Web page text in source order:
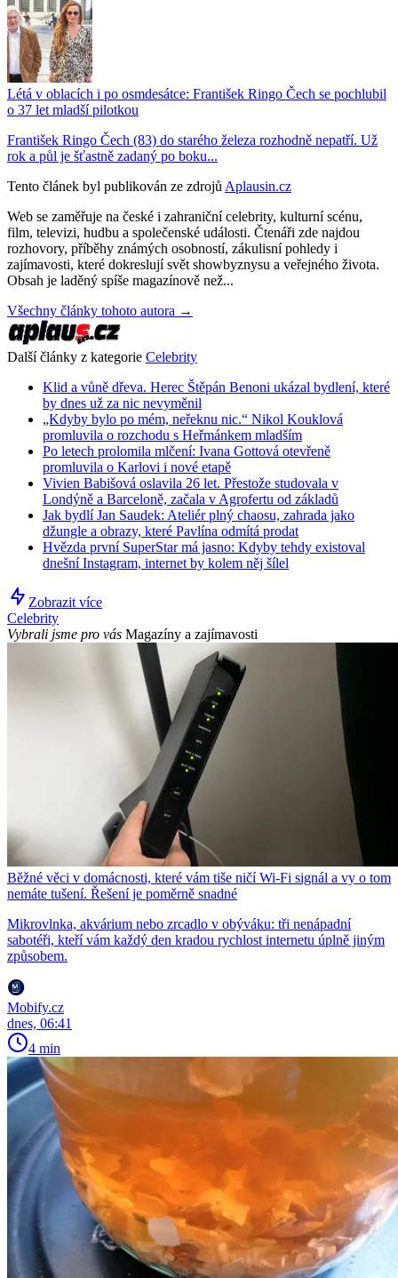
Létá v oblacích i po osmdesátce: František Ringo Čech se pochlubil
o 37 let mladší pilotkou
František Ringo Čech (83) do starého železa rozhodně nepatří. Už
rok a půl je šťastně zadaný po boku...
Tento článek byl publikován ze zdrojů Aplausin.cz
Web se zaměřuje na české i zahraniční celebrity, kulturní scénu,
film, televizi, hudbu a společenské události. Čtenáři zde najdou
rozhovory, příběhy známých osobností, zákulisní pohledy i
zajímavosti, které dokreslují svět showbyznysu a veřejného života.
Obsah je laděný spíše magazínově než...
Všechny články tohoto autora →
Další články z kategorie Celebrity
Klid a vůně dřeva. Herec Štěpán Benoni ukázal bydlení, které
by dnes už za nic nevyměnil
„Kdyby bylo po mém, neřeknu nic.“ Nikol Kouklová
promluvila o rozchodu s Heřmánkem mladším
Po letech prolomila mlčení: Ivana Gottová otevřeně
promluvila o Karlovi i nové etapě
Vivien Babišová oslavila 26 let. Přestože studovala v
Londýně a Barceloně, začala v Agrofertu od základů
Jak bydlí Jan Saudek: Ateliér plný chaosu, zahrada jako
džungle a obrazy, které Pavlína odmítá prodat
Hvězda první SuperStar má jasno: Kdyby tehdy existoval
dnešní Instagram, internet by kolem něj šílel
Zobrazit více
Celebrity
Vybrali jsme pro vás Magazíny a zajímavosti
Běžné věci v domácnosti, které vám tiše ničí Wi-Fi signál a vy o tom
nemáte tušení. Řešení je poměrně snadné
Mikrovlnka, akvárium nebo zrcadlo v obýváku: tři nenápadní
sabotéři, kteří vám každý den kradou rychlost internetu úplně jiným
způsobem.
Mobify.cz
dnes, 06:41
4 min